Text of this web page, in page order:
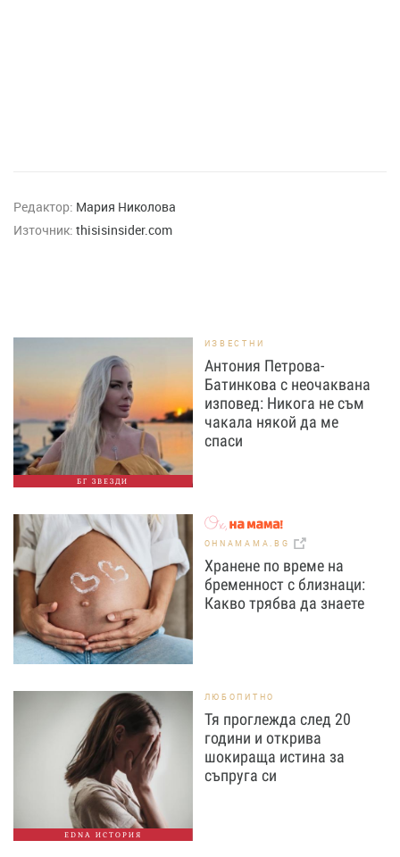
Редактор: Мария Николова
Източник: thisisinsider.com
БГ ЗВЕЗДИ
ИЗВЕСТНИ
Антония Петрова-
Батинкова с неочаквана
изповед: Никога не съм
чакала някой да ме
спаси
OHNAMAMA.BG
Хранене по време на
бременност с близнаци:
Какво трябва да знаете
EDNA ИСТОРИЯ
ЛЮБОПИТНО
Тя проглежда след 20
години и открива
шокираща истина за
съпруга си